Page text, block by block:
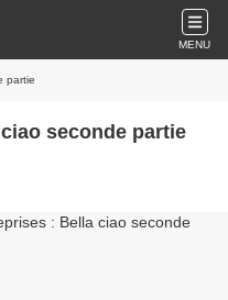
MENU
partie
seconde partie